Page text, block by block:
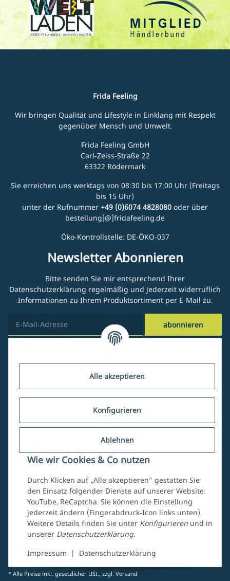
Alle akzeptieren
Konfigurieren
Ablehnen
Wie wir Cookies & Co nutzen
Durch Klicken auf „Alle akzeptieren“ gestatten Sie
den Einsatz folgender Dienste auf unserer Website:
YouTube, ReCaptcha. Sie können die Einstellung
jederzeit ändern (Fingerabdruck-Icon links unten).
Weitere Details finden Sie unter Konfigurieren und in
unserer Datenschutzerklärung.
Impressum
| Datenschutzerklärung
Frida Feeling
Wir bringen Qualität und Lifestyle in Einklang mit Respekt
gegenüber Mensch und Umwelt.
Frida Feeling GmbH
Carl-Zeiss-Straße 22
63322 Rödermark
Sie erreichen uns werktags von 08:30 bis 17:00 Uhr (Freitags
bis 15 Uhr)
unter der Rufnummer +49 (0)6074 4828080 oder über
bestellung[@]fridafeeling.de
Öko-Kontrollstelle: DE-ÖKO-037
Newsletter Abonnieren
Bitte senden Sie mir entsprechend Ihrer
Datenschutzerklärung regelmäßig und jederzeit widerruflich
Informationen zu Ihrem Produktsortiment per E-Mail zu.
abonnieren
Vertrag widerrufen
* Alle Preise inkl. gesetzlicher USt., zzgl. Versand